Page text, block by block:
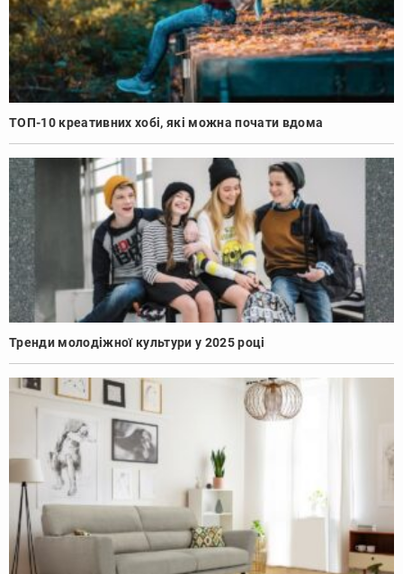
ТОП-10 креативних хобі, які можна почати вдома
Тренди молодіжної культури у 2025 році